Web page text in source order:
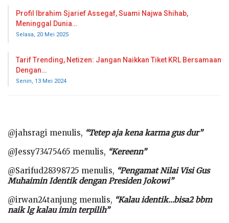
Profil Ibrahim Sjarief Assegaf, Suami Najwa Shihab,
Meninggal Dunia…
Selasa, 20 Mei 2025
Tarif Trending, Netizen: Jangan Naikkan Tiket KRL Bersamaan
Dengan…
Senin, 13 Mei 2024
@jahsragi menulis, “Tetep aja kena karma gus dur”
@Jessy73475465 menulis, “Kereenn”
@Sarifud28398725 menulis, “Pengamat Nilai Visi Gus
Muhaimin Identik dengan Presiden Jokowi”
@irwan24tanjung menulis, “Kalau identik…bisa2 bbm
naik lg kalau imin terpilih”